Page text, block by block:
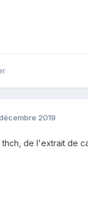
2019
de l'extrait de